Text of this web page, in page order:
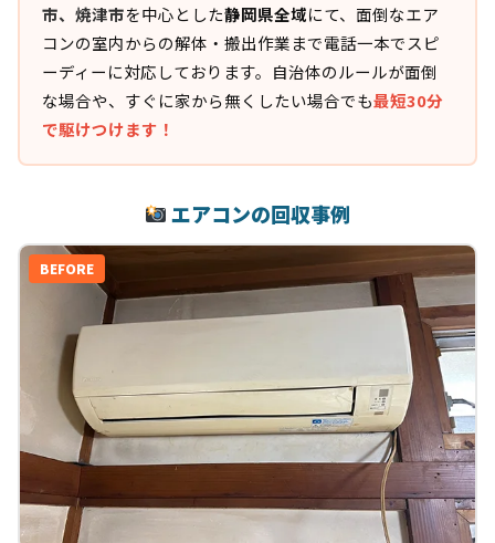
市、焼津市を中心とした静岡県全域にて、面倒なエア
コンの室内からの解体・搬出作業まで電話一本でスピ
ーディーに対応しております。自治体のルールが面倒
な場合や、すぐに家から無くしたい場合でも最短30分
で駆けつけます！
エアコンの回収事例
BEFORE